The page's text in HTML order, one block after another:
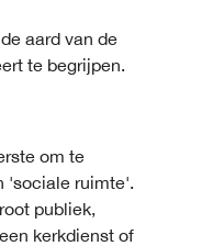
aard van de
te begrijpen.
om te
'sociale ruimte'.
publiek,
kerkdienst of